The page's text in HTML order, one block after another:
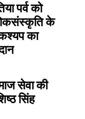
पर्व को
के
का
सेवा की
सिंह